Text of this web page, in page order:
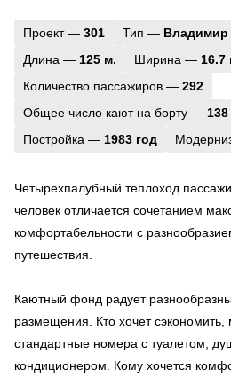
Проект — 301 Тип —
Длина — 125 м. Ширина — 16.7
Количество пассажиров — 292
Общее число кают на борту — 138
Постройка — 1983 год
Четырехпалубный теплоход
человек отличается сочетанием
комфортабельности с
путешествия.
Каютный фонд радует
размещения. Кто хочет сэкономить,
стандартные номера с туалетом,
кондиционером. Кому хочется